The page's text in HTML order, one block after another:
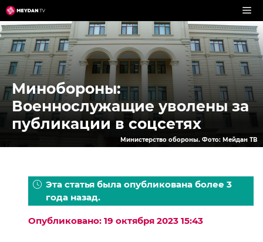
Перейти
к
содержимому
Минобороны:
Военнослужащие уволены за
публикации в соцсетях
Министерство обороны. Фото: Мейдан ТВ
Эта статья была опубликована более 3
года назад.
Опубликовано: 19 октября 2023 15:43